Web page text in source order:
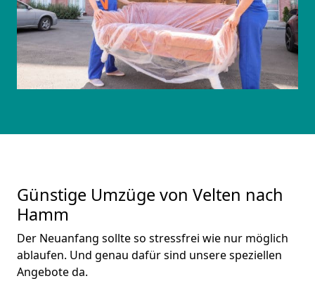
Günstige Umzüge von Velten nach
Hamm
Der Neuanfang sollte so stressfrei wie nur möglich
ablaufen. Und genau dafür sind unsere speziellen
Angebote da.